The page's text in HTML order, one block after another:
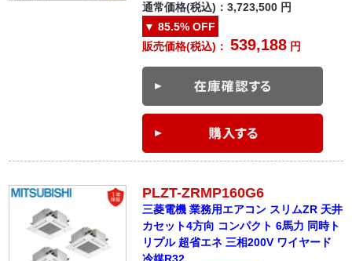
通常価格(税込)：3,723,500 円
▼ 85.5% OFF
販売価格(税込)：539,188 円
PLZT-ZRMP160G6
三菱電機 業務用エアコン スリムZR 天井
カセット4方向 コンパクト 6馬力 同時ト
リプル 超省エネ 三相200V ワイヤード